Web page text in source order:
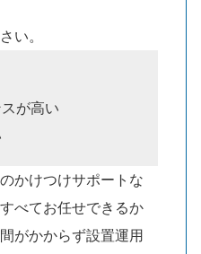
い。
が高い
かけつけサポートな
べてお任せできるか
がかからず設置運用